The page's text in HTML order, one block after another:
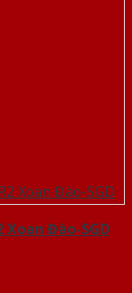
Xoan Đào-SGD